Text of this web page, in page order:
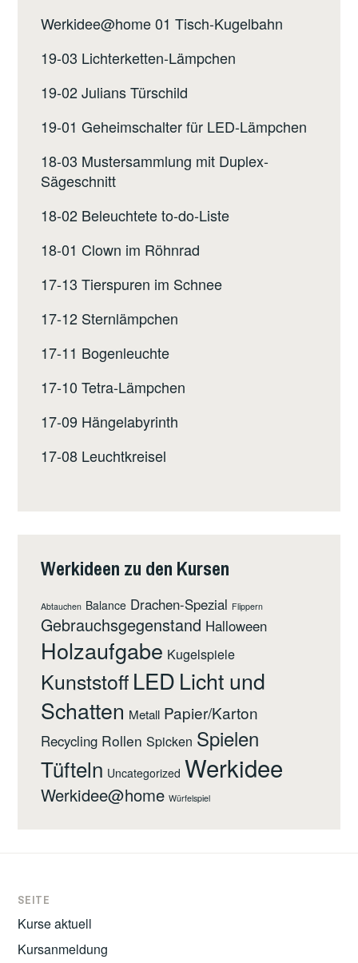
Werkidee@home 01 Tisch-Kugelbahn
19-03 Lichterketten-Lämpchen
19-02 Julians Türschild
19-01 Geheimschalter für LED-Lämpchen
18-03 Mustersammlung mit Duplex-
Sägeschnitt
18-02 Beleuchtete to-do-Liste
18-01 Clown im Röhnrad
17-13 Tierspuren im Schnee
17-12 Sternlämpchen
17-11 Bogenleuchte
17-10 Tetra-Lämpchen
17-09 Hängelabyrinth
17-08 Leuchtkreisel
Werkideen zu den Kursen
Abtauchen Balance Drachen-Spezial Flippern
Gebrauchsgegenstand Halloween
Holzaufgabe Kugelspiele
KunststoffLED Licht und
Schatten Metall Papier/Karton
Recycling Rollen Spicken Spielen
Tüfteln Uncategorized Werkidee
Werkidee@home Würfelspiel
SEITE
Kurse aktuell
Kursanmeldung